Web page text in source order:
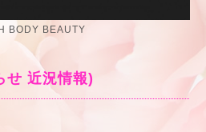
BODY BEAUTY
近況情報)